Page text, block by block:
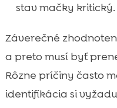
stav mačky kritický.
Záverečné
a preto musí byť
Rôzne príčiny často
identifikácia si